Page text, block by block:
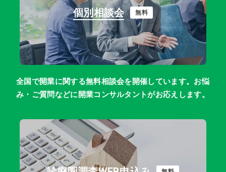
個別相談会 無料
全国で開業に関する無料相談会を開催しています。お悩
み・ご質問などに開業コンサルタントがお応えします。